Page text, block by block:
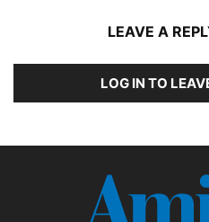
LEAVE A
LOG IN TO